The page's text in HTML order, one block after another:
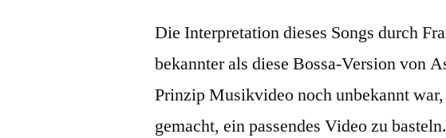
Die Interpretation dieses Songs durch
bekannter als diese Bossa-Version von
Prinzip Musikvideo noch unbekannt
gemacht, ein passendes Video zu